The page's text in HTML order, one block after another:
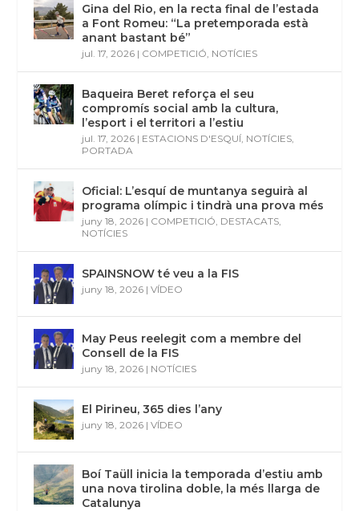
Gina del Rio, en la recta final de l’estada
a Font Romeu: “La pretemporada està
anant bastant bé”
jul. 17, 2026 | COMPETICIÓ NOTÍCIES
Baqueira Beret reforça el seu
compromís social amb la cultura,
l’esport i el territori a l’estiu
jul. 17, 2026 | ESTACIONS D'ESQUÍ NOTÍCIES
PORTADA
Oficial: L’esquí de muntanya seguirà al
programa olímpic i tindrà una prova més
juny 18, 2026 | COMPETICIÓ DESTACATS
NOTÍCIES
SPAINSNOW té veu a la FIS
juny 18, 2026 |VÍDEO
May Peus reelegit com a membre del
Consell de la FIS
juny 18, 2026 | NOTÍCIES
El Pirineu, 365 dies l’any
juny 18, 2026 |VÍDEO
Boí Taüll inicia la temporada d’estiu amb
una nova tirolina doble, la més llarga de
Catalunya